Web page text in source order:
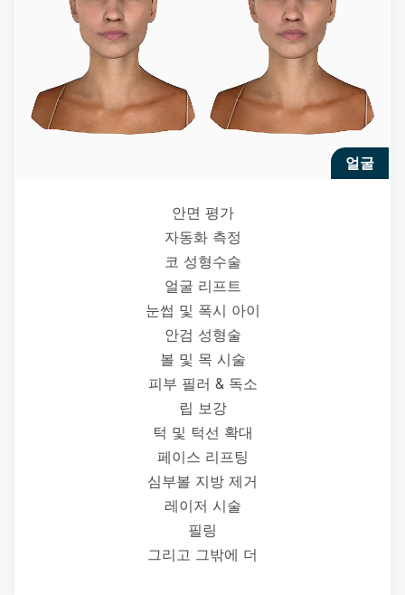
얼굴
안면 평가
자동화 측정
코 성형수술
얼굴 리프트
눈썹 및 폭시 아이
안검 성형술
볼 및 목 시술
피부 필러 & 독소
립 보강
턱 및 턱선 확대
페이스 리프팅
심부볼 지방 제거
레이저 시술
필링
그리고 그밖에 더